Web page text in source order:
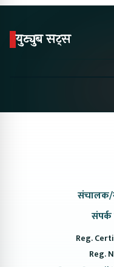
युट्युब सट्स
संचालक/
Reg.
Reg.